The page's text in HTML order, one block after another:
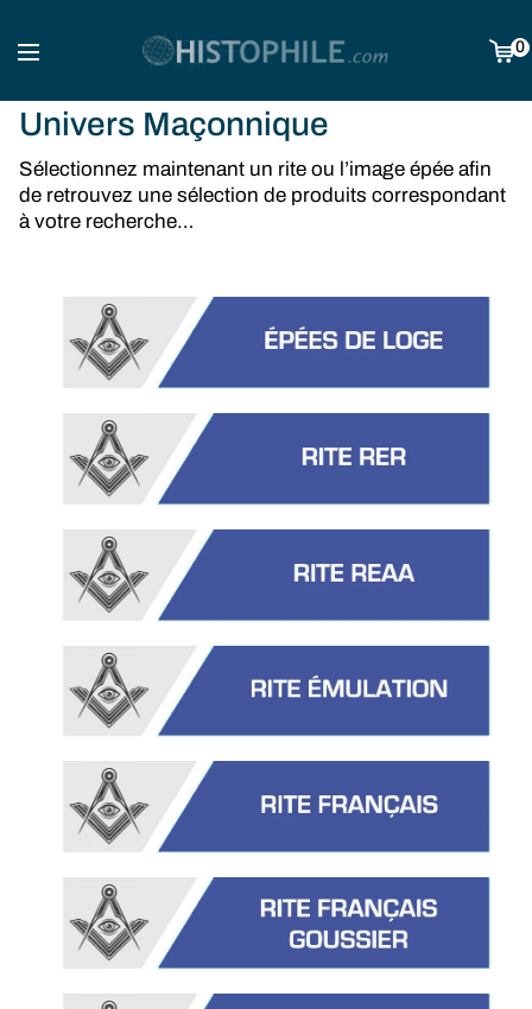
0
Univers Maçonnique
Sélectionnez maintenant un rite ou l’image épée afin
de retrouvez une sélection de produits correspondant
à votre recherche…